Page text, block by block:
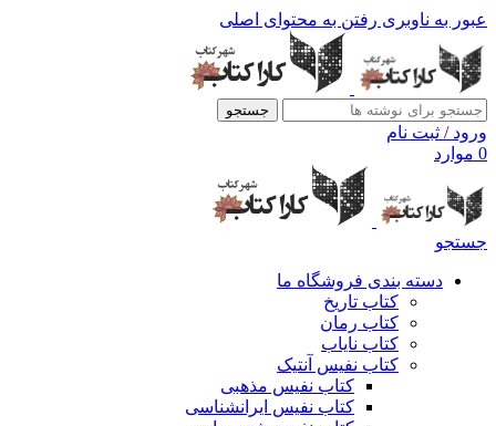
عبور به ناوبری رفتن به محتوای اصلی
جستجو
ورود / ثبت نام
0 موارد
جستجو
دسته بندی فروشگاه ما
کتاب تاریخ
کتاب رمان
کتاب نایاب
کتاب نفیس آنتیک
کتاب نفیس مذهبی
کتاب نفیس ایرانشناسی